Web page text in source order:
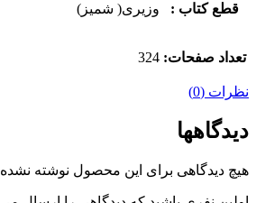
قطع کتاب : وزیری( شمیز)
تعداد صفحات: 324
نظرات (0)
دیدگاهها
هیچ دیدگاهی برای این محصول نوشته